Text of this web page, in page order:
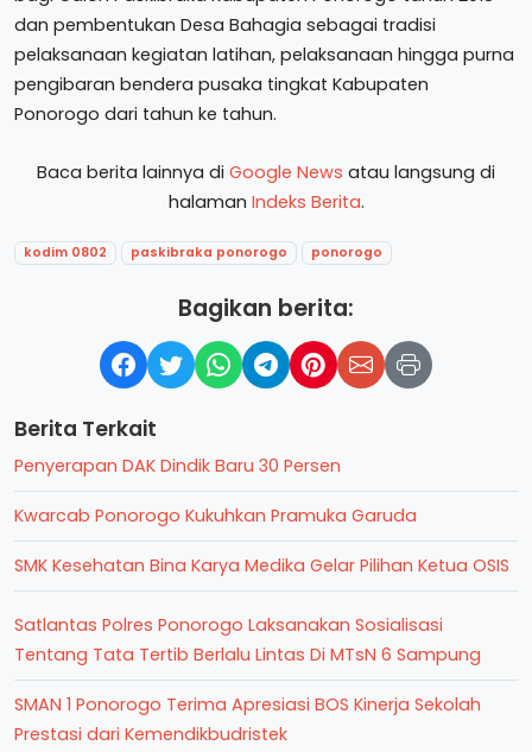
dan pembentukan Desa Bahagia sebagai tradisi
pelaksanaan kegiatan latihan, pelaksanaan hingga purna
pengibaran bendera pusaka tingkat Kabupaten
Ponorogo dari tahun ke tahun.
Baca berita lainnya di Google News atau langsung di
halaman Indeks Berita.
kodim 0802 paskibraka ponorogo ponorogo
Bagikan berita:
Berita Terkait
Penyerapan DAK Dindik Baru 30 Persen
Kwarcab Ponorogo Kukuhkan Pramuka Garuda
SMK Kesehatan Bina Karya Medika Gelar Pilihan Ketua OSIS
Satlantas Polres Ponorogo Laksanakan Sosialisasi
Tentang Tata Tertib Berlalu Lintas Di MTsN 6 Sampung
SMAN 1 Ponorogo Terima Apresiasi BOS Kinerja Sekolah
Prestasi dari Kemendikbudristek